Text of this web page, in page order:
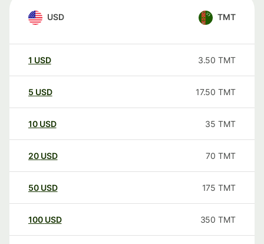
USD TMT
1 USD 3.50 TMT
5 USD 17.50 TMT
10 USD 35 TMT
20 USD 70 TMT
50 USD 175 TMT
100 USD 350 TMT